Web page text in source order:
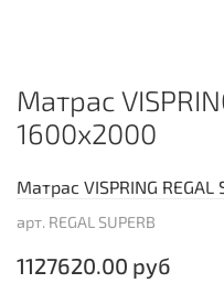
арт. REGAL SUPERB
Матрас
1600х2000
1127620.00 руб
Матрас VISPRING